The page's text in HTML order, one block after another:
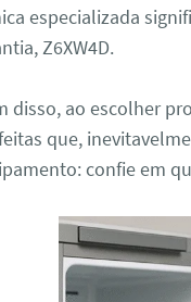
especializada
Z6XW4D.
disso, ao escolher
que,
confie em